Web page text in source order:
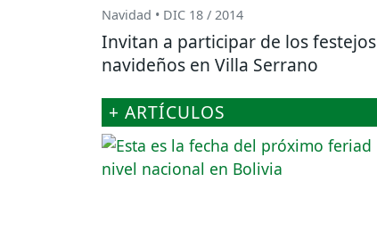
Navidad • DIC 18 / 2014
Invitan a participar de los festejos
navideños en Villa Serrano
+ ARTÍCULOS